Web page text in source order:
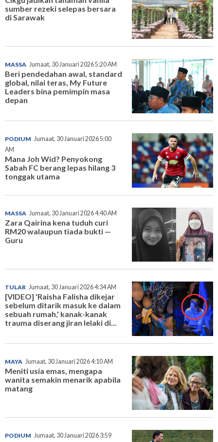
sumber rezeki selepas bersara
di Sarawak
MASSA Jumaat, 30 Januari 2026 5:20 AM
Beri pendedahan awal, standard
global, nilai teras, My Future
Leaders bina pemimpin masa
depan
PODIUM Jumaat, 30 Januari 2026 5:00
AM
Mana Joh Wid? Penyokong
Sabah FC berang lepas hilang 3
tonggak utama
MASSA Jumaat, 30 Januari 2026 4:40 AM
Zara Qairina kena tuduh curi
RM20 walaupun tiada bukti —
Guru
TULAR Jumaat, 30 Januari 2026 4:34 AM
[VIDEO] 'Raisha Falisha dikejar
sebelum ditarik masuk ke dalam
sebuah rumah,' kanak-kanak
trauma diserang jiran lelaki di...
MAYA Jumaat, 30 Januari 2026 4:10 AM
Meniti usia emas, mengapa
wanita semakin menarik apabila
matang
PODIUM Jumaat, 30 Januari 2026 3:59